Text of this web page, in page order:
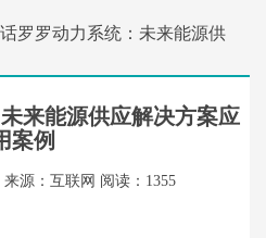
罗罗动力系统：未来能源供
来能源供应解决方案应
案例
来源：互联网 阅读：1355